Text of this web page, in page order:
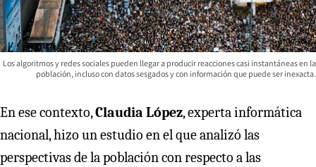
Los algoritmos y redes sociales pueden llegar a producir reacciones casi instantáneas en la
población, incluso con datos sesgados y con información que puede ser inexacta.
En ese contexto,Claudia López, experta informática
nacional, hizo un estudio en el que analizó las
perspectivas de la población con respecto a las